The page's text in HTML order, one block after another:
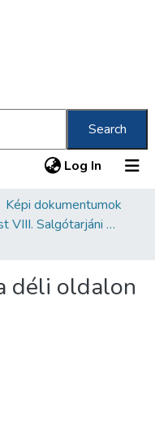
Search
Log In (current)
Képi dokumentumok
Budapest VIII. Salgótarjáni úti Neológ Zsidó Temető
déli oldalon